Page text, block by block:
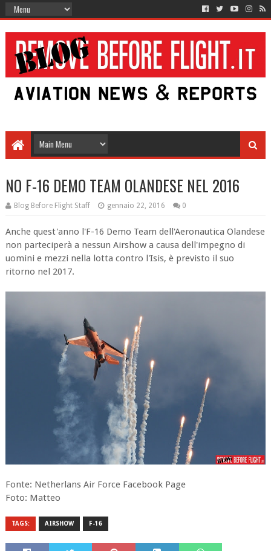
NO F-16 DEMO TEAM OLANDESE NEL 2016
Blog Before Flight Staff gennaio 22, 2016 0
Anche quest'anno l'F-16 Demo Team dell'Aeronautica Olandese
non parteciperà a nessun Airshow a causa dell'impegno di
uomini e mezzi nella lotta contro l'Isis, è previsto il suo
ritorno nel 2017.
Fonte: Netherlans Air Force Facebook Page
Foto: Matteo
TAGS: AIRSHOW F-16